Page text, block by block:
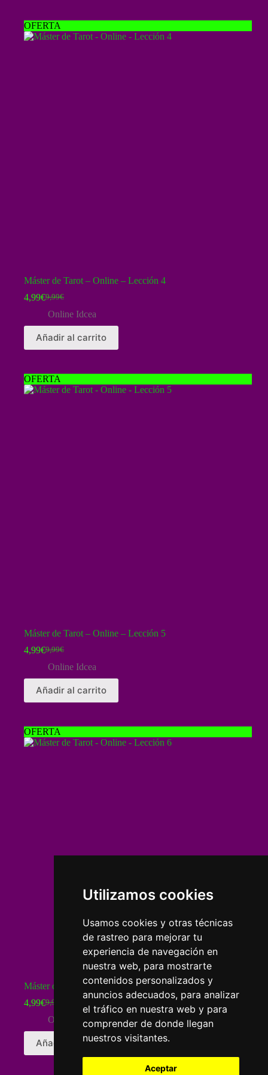
Utilizamos cookies
Usamos cookies y otras técnicas
de rastreo para mejorar tu
experiencia de navegación en
nuestra web, para mostrarte
contenidos personalizados y
anuncios adecuados, para analizar
el tráfico en nuestra web y para
comprender de donde llegan
nuestros visitantes.
Aceptar
OFERTA
Máster de Tarot – Online – Lección 4
9,99€
El
precio
era:
4,99€El
precio
es:
Online Idcea
Añadir al carrito
OFERTA
Máster de Tarot – Online – Lección 5
9,99€
El
precio
era:
4,99€El
precio
es:
Online Idcea
Añadir al carrito
OFERTA
Máster de Tarot – Online – Lección 6
9,99
El
precio
era:
4,99€El
precio
es:
Online Idcea
Añadir al carrito